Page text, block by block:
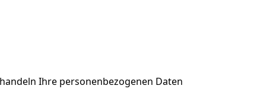
Ihre personenbezogenen Daten